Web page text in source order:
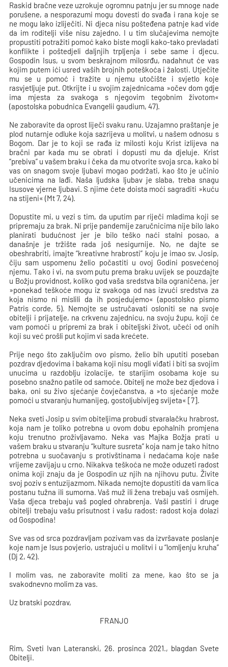
Raskid bračne veze uzrokuje ogromnu patnju jer su mnoge nade
porušene, a nesporazumi mogu dovesti do svađa i rana koje se
ne mogu lako izliječiti. Ni djeca nisu pošteđena patnje kad vide
da im roditelji više nisu zajedno. I u tim slučajevima nemojte
propustiti potražiti pomoć kako biste mogli kako-tako prevladati
konflikte i poštedjeli daljnjih trpljenja i sebe same i djecu.
Gospodin Isus, u svom beskrajnom milosrđu, nadahnut će vas
kojim putem ići usred vaših brojnih poteškoća i žalosti. Utječite
mu se u pomoć i tražite u njemu utočište i svjetlo koje
rasvjetljuje put. Otkrijte i u svojim zajednicama »očev dom gdje
ima mjesta za svakoga s njegovim tegobnim životom«
(apostolska pobudnica Evangelii gaudium, 47).
Ne zaboravite da oprost liječi svaku ranu. Uzajamno praštanje je
plod nutarnje odluke koja sazrijeva u molitvi, u našem odnosu s
Bogom. Dar je to koji se rađa iz milosti koju Krist izlijeva na
bračni par kada mu se obrati i dopusti mu da djeluje. Krist
“prebiva” u vašem braku i čeka da mu otvorite svoja srca, kako bi
vas on snagom svoje ljubavi mogao podržati, kao što je učinio
učenicima na lađi. Naša ljudska ljubav je slaba, treba snagu
Isusove vjerne ljubavi. S njime ćete doista moći sagraditi »kuću
na stijeni« (Mt 7, 24).
Dopustite mi, u vezi s tim, da uputim par riječi mladima koji se
pripremaju za brak. Ni prije pandemije zaručnicima nije bilo lako
planirati budućnost jer je bilo teško naći stalni posao, a
današnje je tržište rada još nesigurnije. No, ne dajte se
obeshrabriti, imajte “kreativne hrabrosti” koju je imao sv. Josip,
čiju sam uspomenu želio počastiti u ovoj Godini posvećenoj
njemu. Tako i vi, na svom putu prema braku uvijek se pouzdajte
u Božju providnost, koliko god vaša sredstva bila ograničena, jer
»ponekad teškoće mogu iz svakoga od nas izvući sredstva za
koja nismo ni mislili da ih posjedujemo« (apostolsko pismo
Patris corde, 5). Nemojte se ustručavati osloniti se na svoje
obitelji i prijatelje, na crkvenu zajednicu, na svoju župu, koji će
vam pomoći u pripremi za brak i obiteljski život, učeći od onih
koji su već prošli put kojim vi sada krećete.
Prije nego što zaključim ovo pismo, želio bih uputiti poseban
pozdrav djedovima i bakama koji nisu mogli viđati i biti sa svojim
unucima u razdoblju izolacije, te starijim osobama koje su
posebno snažno patile od samoće. Obitelj ne može bez djedova i
baka, oni su živo sjećanje čovječanstva, a »to sjećanje može
pomoći u stvaranju humanijeg, gostoljubivijeg svijeta« [7].
Neka sveti Josip u svim obiteljima probudi stvaralačku hrabrost,
koja nam je toliko potrebna u ovom dobu epohalnih promjena
koju trenutno proživljavamo. Neka vas Majka Božja prati u
vašem braku u stvaranju “kulture susreta” koja nam je tako hitno
potrebna u suočavanju s protivštinama i nedaćama koje naše
vrijeme zavijaju u crno. Nikakva teškoća ne može oduzeti radost
onima koji znaju da je Gospodin uz njih na njihovu putu. Živite
svoj poziv s entuzijazmom. Nikada nemojte dopustiti da vam lica
postanu tužna ili sumorna. Vaš muž ili žena trebaju vaš osmijeh.
Vaša djeca trebaju vaš pogled ohrabrenja. Vaši pastiri i druge
obitelji trebaju vašu prisutnost i vašu radost: radost koja dolazi
od Gospodina!
Sve vas od srca pozdravljam pozivam vas da izvršavate poslanje
koje nam je Isus povjerio, ustrajući u molitvi i u “lomljenju kruha”
(Dj 2, 42).
I molim vas, ne zaboravite moliti za mene, kao što se ja
svakodnevno molim za vas.
Uz bratski pozdrav,
FRANJO
Rim, Sveti Ivan Lateranski, 26. prosinca 2021., blagdan Svete
Obitelji.